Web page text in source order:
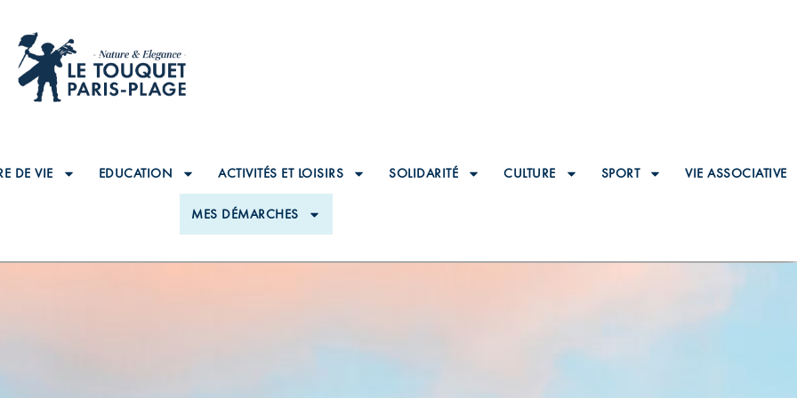
DE VIE EDUCATION ACTIVITÉS ET LOISIRS SOLIDARITÉ CULTURE SPORT VIE ASSOCIATIVE
MES DÉMARCHES